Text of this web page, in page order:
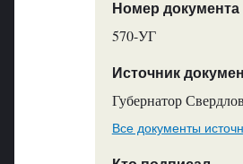
Номер документа
570-УГ
Источник
Губернатор
Все документы